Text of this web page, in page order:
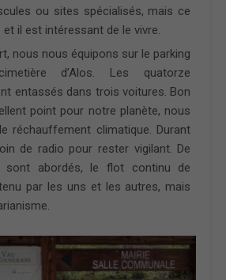
ou sites spécialisés, mais ce
il est intéressant de le vivre.
nous nous équipons sur le parking
d’Alos. Les quatorze
entassés dans trois voitures. Bon
point pour notre planète, nous
réchauffement climatique. Durant
de radio pour rester vigilant. De
sont abordés, le flot continu de
par les uns et les autres, mais